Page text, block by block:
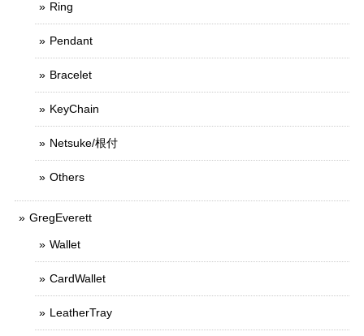
Ring
Pendant
Bracelet
KeyChain
Netsuke/根付
Others
GregEverett
Wallet
CardWallet
LeatherTray